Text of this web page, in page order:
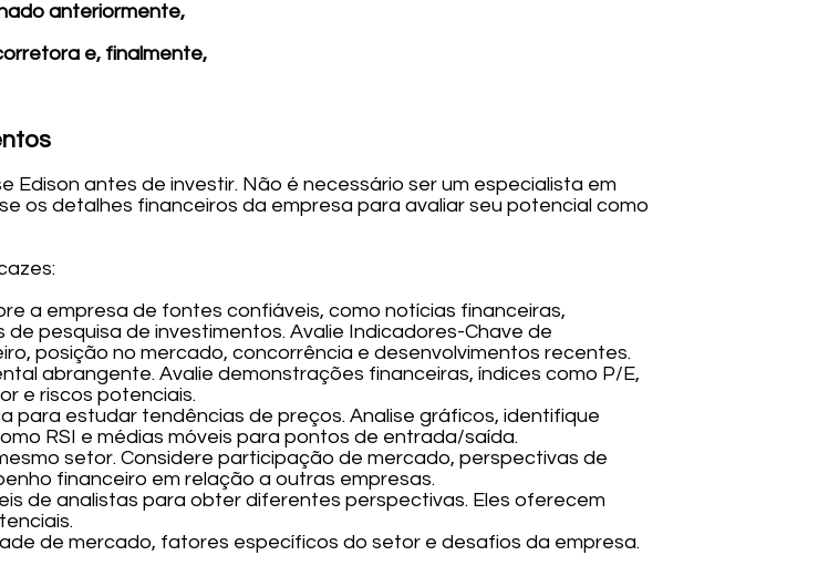
anteriormente,
e, finalmente,
Edison antes de investir. Não é necessário ser um especialista em
os detalhes financeiros da empresa para avaliar seu potencial como
a empresa de fontes confiáveis, como notícias financeiras,
pesquisa de investimentos. Avalie Indicadores-Chave de
posição no mercado, concorrência e desenvolvimentos recentes.
abrangente. Avalie demonstrações financeiras, índices como P/E,
e riscos potenciais.
para estudar tendências de preços. Analise gráficos, identifique
RSI e médias móveis para pontos de entrada/saída.
setor. Considere participação de mercado, perspectivas de
financeiro em relação a outras empresas.
de analistas para obter diferentes perspectivas. Eles oferecem
de mercado, fatores específicos do setor e desafios da empresa.